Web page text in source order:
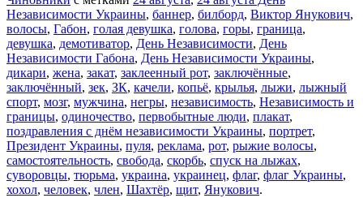
Независимости Украины, баннер, билборд, Виктор Янукович,
волосы, Габон, голая девушка, голова, горы, граница,
девушка, демотиватор, День Независимости, День
Независимости Габона, День Независимости Украины,
дикари, жена, закат, заклеенный рот, заключённые,
заключённый, зек, ЗК, качели, копьё, крылья, лыжи, лыжный
спорт, мозг, мужчина, негры, независимость, Независимость и
границы, одиночество, первобытные люди, плакат,
поздравления с днём независимости Украины, портрет,
Президент Украины, пуля, реклама, рот, рыжие волосы,
самостоятельность, свобода, скорбь, спуск на лыжах,
суворовцы, тюрьма, украина, украинец, флаг, флаг Украины,
хохол, человек, член, Шахтёр, щит, Янукович.